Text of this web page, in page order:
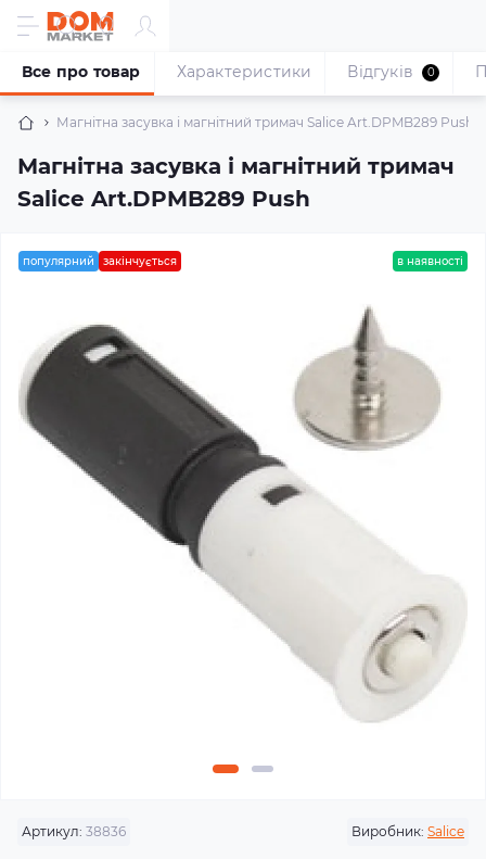
Магнітна засувка і магнітний тримач Salice Art.DPMB289 Push
Магнітна засувка і магнітний тримач
Salice Art.DPMB289 Push
Все про товар Характеристики Відгуків 0
популярний закінчується в наявності
Артикул: 38836 Виробник: Salice